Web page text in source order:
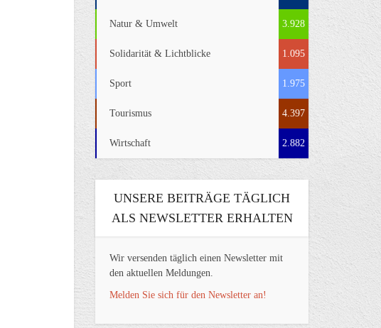
Natur & Umwelt 3.928
Solidarität & Lichtblicke 1.095
Sport 1.975
Tourismus 4.397
Wirtschaft 2.882
UNSERE BEITRÄGE TÄGLICH
ALS NEWSLETTER ERHALTEN
Wir versenden täglich einen Newsletter mit
den aktuellen Meldungen.
Melden Sie sich für den Newsletter an!